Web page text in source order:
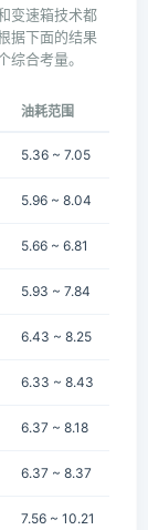
变速箱技术都
据下面的结果
合考量。
油耗范围
5.36 ~ 7.05
5.96 ~ 8.04
5.66 ~ 6.81
5.93 ~ 7.84
6.43 ~ 8.25
6.33 ~ 8.43
6.37 ~ 8.18
6.37 ~ 8.37
7.56 ~ 10.21